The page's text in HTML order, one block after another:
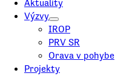
Aktuality
Výzvy
IROP
PRV SR
Orava v pohybe
Projekty